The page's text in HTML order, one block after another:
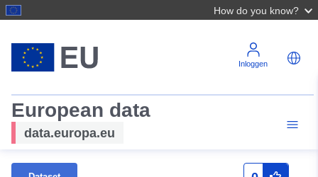
How do you know?
Inloggen
European data
data.europa.eu